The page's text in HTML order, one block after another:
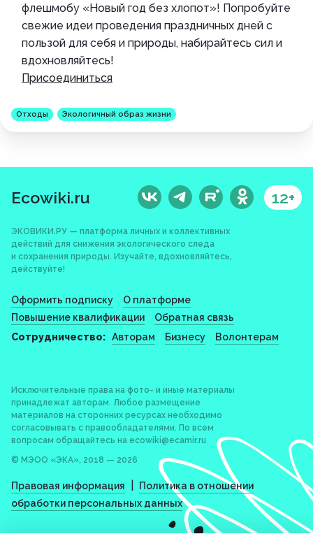
флешмобу «Новый год без хлопот»! Попробуйте
свежие идеи проведения праздничных дней с
пользой для себя и природы, набирайтесь сил и
вдохновляйтесь!
Присоединиться
Отходы Экологичный образ жизни
Ecowiki.ru 12+
ЭКОВИКИ.РУ — платформа личных и коллективных
действий для снижения экологического следа
и сохранения природы. Изучайте, вдохновляйтесь,
действуйте!
Оформить подписку
О платформе
Повышение квалификации
Обратная связь
Сотрудничество: Авторам Бизнесу Волонтерам
Исключительные права на фото- и иные материалы
принадлежат авторам. Любое размещение
материалов на сторонних ресурсах необходимо
согласовывать с правообладателями. По всем
вопросам обращайтесь на ecowiki@ecamir.ru
© МЭОО «ЭКА», 2018 — 2026
Правовая информация
Политика в отношении
обработки персональных данных